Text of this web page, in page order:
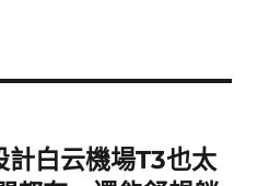
白云機場T3也太